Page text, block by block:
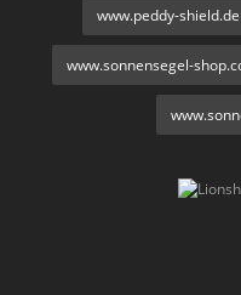
www.peddy-shield.de
www.sonnensegel-